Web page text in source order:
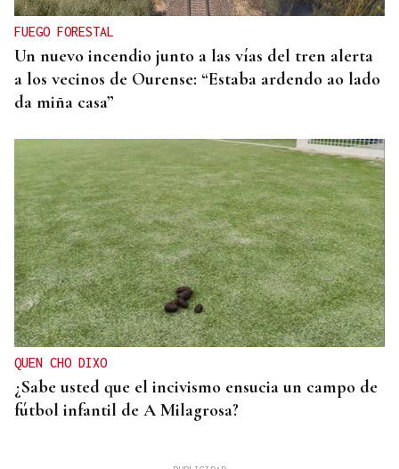
FUEGO FORESTAL
Un nuevo incendio junto a las vías del tren alerta
a los vecinos de Ourense: “Estaba ardendo ao lado
da miña casa”
QUEN CHO DIXO
¿Sabe usted que el incivismo ensucia un campo de
fútbol infantil de A Milagrosa?